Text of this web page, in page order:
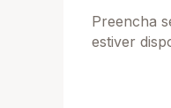
Preencha
estiver